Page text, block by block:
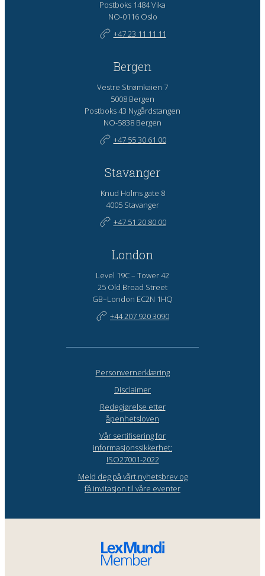
Postboks 1484 Vika
NO-0116 Oslo
+47 23 11 11 11
Bergen
Vestre Strømkaien 7
5008 Bergen
Postboks 43 Nygårdstangen
NO-5838 Bergen
+47 55 30 61 00
Stavanger
Knud Holms gate 8
4005 Stavanger
+47 51 20 80 00
London
Level 19C – Tower 42
25 Old Broad Street
GB–London EC2N 1HQ
+44 207 920 3090
Personvernerklæring
Disclaimer
Redegjørelse etter
åpenhetsloven
Vår sertifisering for
informasjonssikkerhet:
ISO27001-2022
Meld deg på vårt nyhetsbrev og
få invitasjon til våre eventer